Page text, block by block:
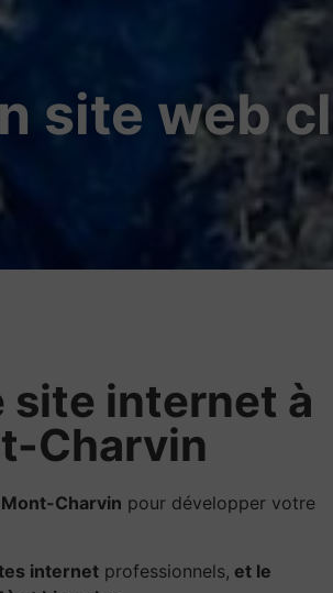
site web
site internet à
Charvin
Charvin pour développer votre
internet professionnels, et le